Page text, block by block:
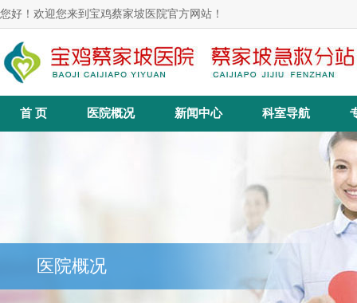
您好！欢迎您来到宝鸡蔡家坡医院官方网站！
首 页 医院概况 新闻中心 科室导航
医院概况